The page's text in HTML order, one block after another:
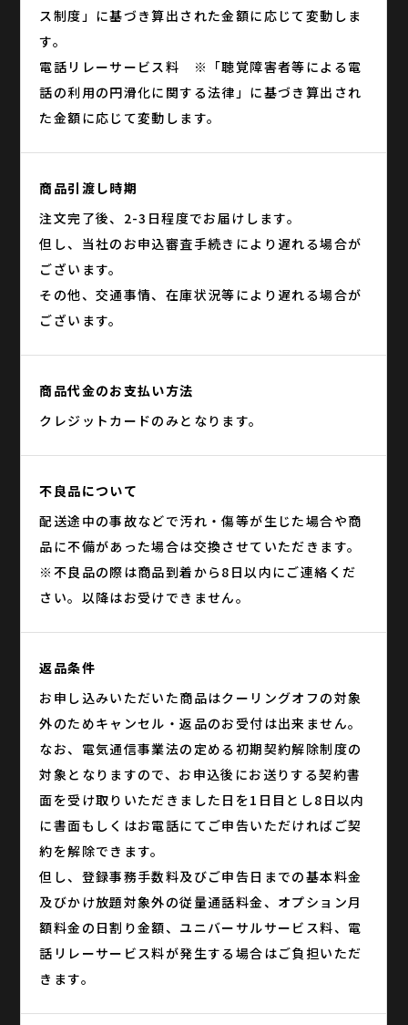
ス制度」に基づき算出された金額に応じて変動しま
す。
電話リレーサービス料 ※「聴覚障害者等による電
話の利用の円滑化に関する法律」に基づき算出され
た金額に応じて変動します。
商品引渡し時期
注文完了後、2-3日程度でお届けします。
但し、当社のお申込審査手続きにより遅れる場合が
ございます。
その他、交通事情、在庫状況等により遅れる場合が
ございます。
商品代金のお支払い方法
クレジットカードのみとなります。
不良品について
配送途中の事故などで汚れ・傷等が生じた場合や商
品に不備があった場合は交換させていただきます。
※不良品の際は商品到着から8日以内にご連絡くだ
さい。以降はお受けできません。
返品条件
お申し込みいただいた商品はクーリングオフの対象
外のためキャンセル・返品のお受付は出来ません。
なお、電気通信事業法の定める初期契約解除制度の
対象となりますので、お申込後にお送りする契約書
面を受け取りいただきました日を1日目とし8日以内
に書面もしくはお電話にてご申告いただければご契
約を解除できます。
但し、登録事務手数料及びご申告日までの基本料金
及びかけ放題対象外の従量通話料金、オプション月
額料金の日割り金額、ユニバーサルサービス料、電
話リレーサービス料が発生する場合はご負担いただ
きます。